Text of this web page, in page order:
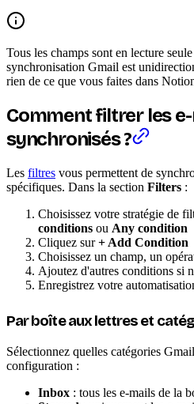
Tous les champs sont en lecture
synchronisation Gmail est
rien de ce que vous faites dans
Comment filtrer les
synchronisés ?
Les filtres vous permettent de
spécifiques. Dans la section Filters :
Choisissez votre stratégie de
conditions ou Any condition
Cliquez sur+ Add Condition
Choisissez un champ, un
Ajoutez d'autres conditions si
Enregistrez votre
Par boîte aux lettres et
Sélectionnez quelles catégories
configuration :
Inbox : tous les e-mails de la